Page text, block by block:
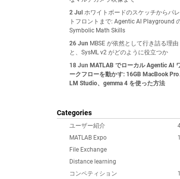
2 Jul ホワイトボードのスケッチからパ
トフロントまで: Agentic AI Playground
Symbolic Math Skills
26 Jun MBSE が依然として行き詰る理由
と、SysML v2 がどのように役立つか
18 Jun MATLAB でローカル Agentic AI
ークフローを動かす: 16GB MacBook Pro
LM Studio、gemma 4 を使った方法
Categories
ユーザー紹介
MATLAB Expo
File Exchange
Distance learning
コンペティション